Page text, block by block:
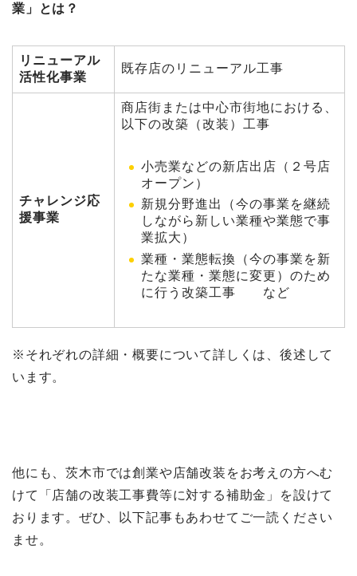
業」とは？
リニューアル
活性化事業
既存店のリニューアル工事
チャレンジ応
援事業
商店街または中心市街地における、
以下の改築（改装）工事
小売業などの新店出店（２号店
オープン）
新規分野進出（今の事業を継続
しながら新しい業種や業態で事
業拡大）
業種・業態転換（今の事業を新
たな業種・業態に変更）のため
に行う改築工事 など
※それぞれの詳細・概要について詳しくは、後述して
います。
他にも、茨木市では創業や店舗改装をお考えの方へむ
けて「店舗の改装工事費等に対する補助金」を設けて
おります。ぜひ、以下記事もあわせてご一読ください
ませ。